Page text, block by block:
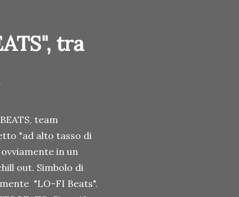
tra
team
"ad alto tasso di
in un
out. Simbolo di
"LO-FI Beats".